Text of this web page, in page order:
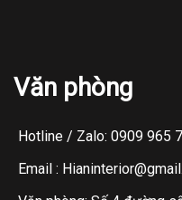
Văn phòng
Hotline / Zalo: 0909 965
Email :